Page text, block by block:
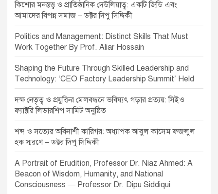
কিশোর মনস্তত্ত্ব ও প্রাতিষ্ঠানিক দেউলিয়াত্ব: একটি জিডি এবং
আমাদের বিপন্ন সমাজ – ডক্টর দিপু সিদ্দিকী
Politics and Management: Distinct Skills That Must
Work Together By Prof. Aliar Hossain
Shaping the Future Through Skilled Leadership and
Technology: ‘CEO Factory Leadership Summit’ Held
দক্ষ নেতৃত্ব ও প্রযুক্তির মেলবন্ধনে ভবিষ্যৎ গড়ার প্রত্যয়: সিইও
ফ্যাক্টরি লিডারশিপ সামিট অনুষ্ঠিত
শব্দ ও সত্যের অবিনাশী কারিগর: অধ্যাপক আবুল কাসেম ফজলুল
হক স্মরণে – ডক্টর দিপু সিদ্দিকী
A Portrait of Erudition, Professor Dr. Niaz Ahmed: A
Beacon of Wisdom, Humanity, and National
Consciousness — Professor Dr. Dipu Siddiqui